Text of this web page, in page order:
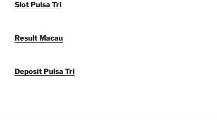
Slot Pulsa Tri
Result Macau
Deposit Pulsa Tri